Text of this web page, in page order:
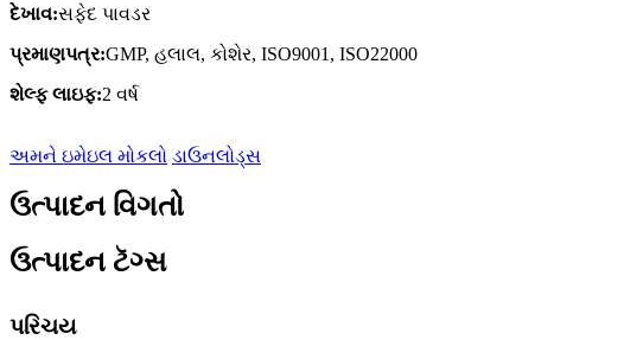
દેખાવ:સફેદ પાવડર
પ્રમાણપત્ર:GMP, હલાલ, કોશેર, ISO9001, ISO22000
શેલ્ફ લાઇફ:2 વર્ષ
અમને ઇમેઇલ મોકલો ડાઉનલોડ્સ
ઉત્પાદન વિગતો
ઉત્પાદન ટૅગ્સ
પરિચય